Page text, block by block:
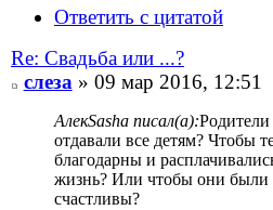
Ответить с цитатой
Re: Свадьба или ...?
слеза» 09 мар 2016, 12:51
АлекSasha писал(а):Родители
отдавали все детям? Чтобы
благодарны и
жизнь? Или чтобы они были
счастливы?